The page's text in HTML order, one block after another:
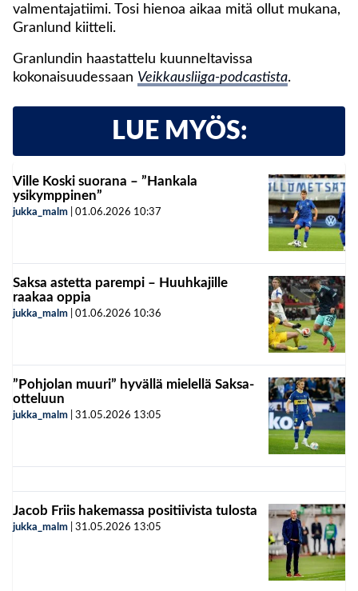
valmentajatiimi. Tosi hienoa aikaa mitä ollut mukana,
Granlund kiitteli.
Granlundin haastattelu kuunneltavissa
kokonaisuudessaan Veikkausliiga-podcastista.
LUE MYÖS:
Ville Koski suorana – ”Hankala
ysikymppinen”
jukka_malm 01.06.2026 10:37
Saksa astetta parempi – Huuhkajille
raakaa oppia
jukka_malm 01.06.2026 10:36
”Pohjolan muuri” hyvällä mielellä Saksa-
otteluun
jukka_malm 31.05.2026 13:05
Jacob Friis hakemassa positiivista tulosta
jukka_malm 31.05.2026 13:05